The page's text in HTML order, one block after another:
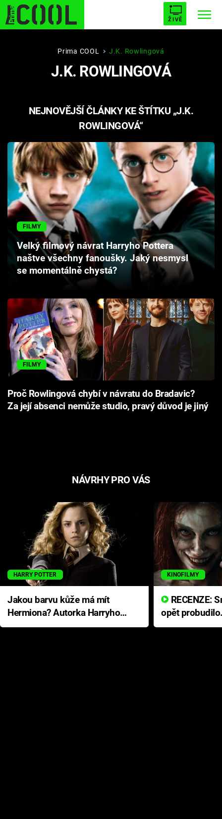
ŽIVĚ
STARHOUSE BUFFY, PŘEMOŽITELKA UPÍRŮ
PLNEJ KOTEL AVENGERS 5
Filmy
Seriály
Hry
Cool Esport
Pořady
TV Program
Sledujte prima+
Přihlášení
Sledujte nás
Prima COOL J.K. Rowlingová
J.K. ROWLINGOVÁ
NEJNOVĚJŠÍ ČLÁNKY KE ŠTÍTKU „J.K.
ROWLINGOVÁ“
FILMY
Velký filmový návrat Harryho Pottera
naštve všechny fanoušky. Jaký nesmysl
se momentálně chystá?
FILMY
Proč Rowlingová chybí v návratu do Bradavic?
Za její absenci nemůže studio, pravý důvod je jiný
NÁVRHY PRO VÁS
HARRY POTTER
Jakou barvu kůže má mít
Hermiona? Autorka Harryho
Pottera přišla s ráznou
KINOFILMY
opět
přichází s